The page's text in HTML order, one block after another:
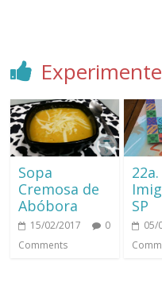
Sopa
Cremosa de
Abóbora
15/02/2017
0
Comments
SP
05/